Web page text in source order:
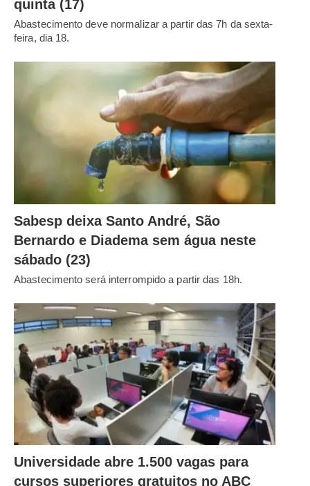
quinta (17)
Abastecimento deve normalizar a partir das 7h da sexta-
feira, dia 18.
Sabesp deixa Santo André, São
Bernardo e Diadema sem água neste
sábado (23)
Abastecimento será interrompido a partir das 18h.
Universidade abre 1.500 vagas para
cursos superiores gratuitos no ABC